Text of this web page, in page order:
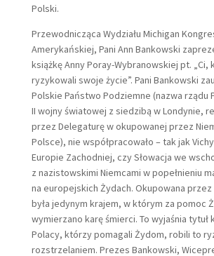
Polski.
Przewodnicząca Wydziału Michigan
Amerykańskiej, Pani Ann Bankowski
książkę Anny Poray-Wybranowskiej pt. „Ci,
ryzykowali swoje życie”. Pani Bankowski
Polskie Państwo Podziemne (nazwa rządu
II wojny światowej z siedzibą w Londynie,
przez Delegaturę w okupowanej przez
Polsce), nie współpracowało – tak jak
Europie Zachodniej, czy Słowacja we
z nazistowskimi Niemcami w popełnieniu
na europejskich Żydach. Okupowana
była jedynym krajem, w którym za pomoc
wymierzano karę śmierci. To wyjaśnia tytuł
Polacy, którzy pomagali Żydom, robili to
rozstrzelaniem. Prezes Bankowski,